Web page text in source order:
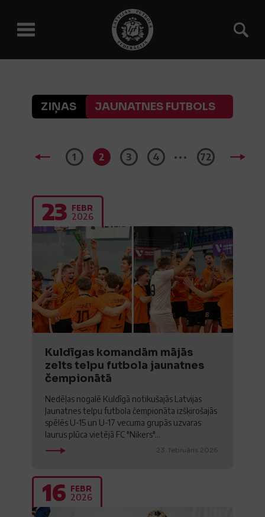
ZIŅAS JAUNATNES FUTBOLS
1 2 3 4 ... 72
23 FEBR
2026
Kuldīgas komandām mājās
zelts telpu futbola jaunatnes
čempionātā
Nedēļas nogalē Kuldīgā notikušajās Latvijas
Jaunatnes telpu futbola čempionāta izšķirošajās
spēlēs U-15 un U-17 vecuma grupās uzvaras
laurus plūca vietējā FC "Nikers"...
23. februāris 2026.
16 FEBR
2026